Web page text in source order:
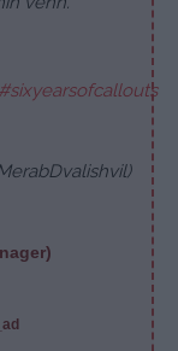
#sixyearsofcallouts